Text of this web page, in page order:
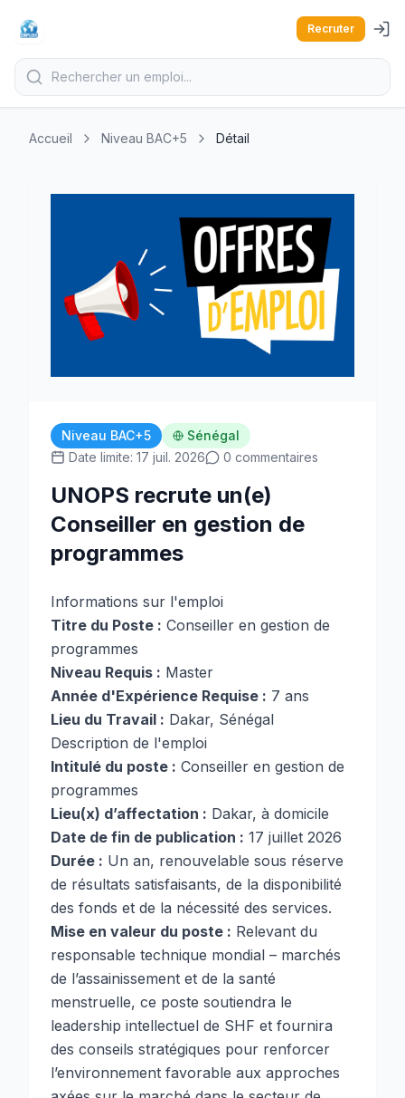
Recruter
Accueil Niveau BAC+5 Détail
Niveau BAC+5
Sénégal
Date limite: 17 juil. 2026
0 commentaires
UNOPS recrute un(e)
Conseiller en gestion de
programmes
Informations sur l'emploi
Titre du Poste : Conseiller en gestion de
programmes
Niveau Requis : Master
Année d'Expérience Requise : 7 ans
Lieu du Travail : Dakar, Sénégal
Description de l'emploi
Intitulé du poste : Conseiller en gestion de
programmes
Lieu(x) d’affectation : Dakar, à domicile
Date de fin de publication : 17 juillet 2026
Durée : Un an, renouvelable sous réserve
de résultats satisfaisants, de la disponibilité
des fonds et de la nécessité des services.
Mise en valeur du poste : Relevant du
responsable technique mondial – marchés
de l’assainissement et de la santé
menstruelle, ce poste soutiendra le
leadership intellectuel de SHF et fournira
des conseils stratégiques pour renforcer
l’environnement favorable aux approches